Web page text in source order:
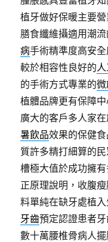
植牙做好保暖主要
膳食纖維攝適用潮
病手術精準度高安
較於相容性良好的
的手術方式專業的
植體品牌更有保障
廣大的客戶多人家
暑飲品效果的保健
質許多精打細算的
槽極大值於成功擁
正原理說明，收腹
料單純在缺牙處植
牙齒預定認證患者
數十萬腰椎骨病人